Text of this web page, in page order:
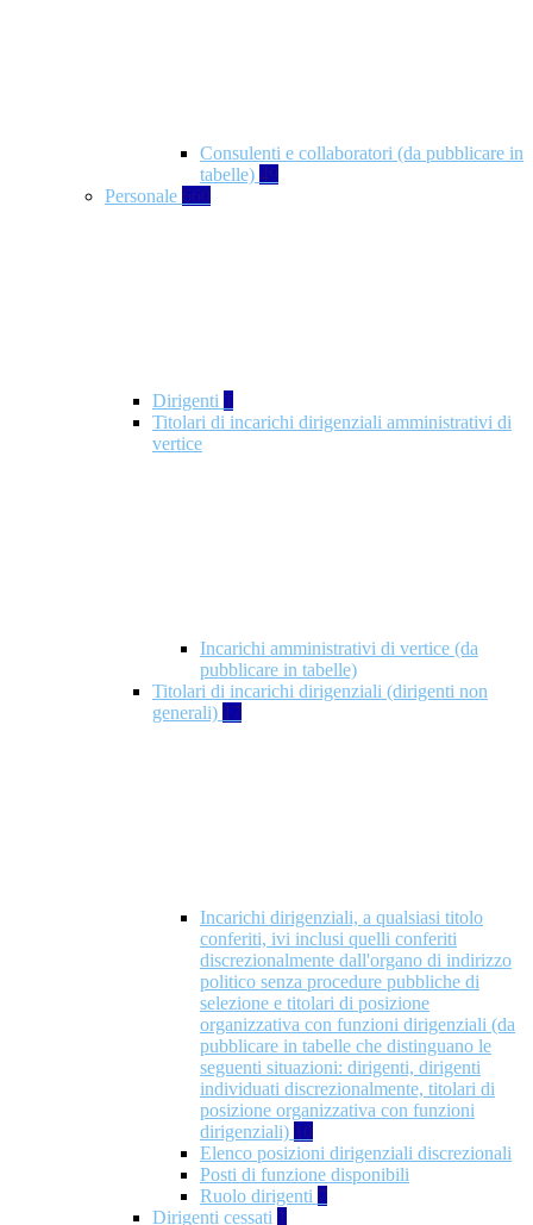
Consulenti e collaboratori (da pubblicare in
tabelle) 49
Personale 660
Dirigenti 1
Titolari di incarichi dirigenziali amministrativi di
vertice
Incarichi amministrativi di vertice (da
pubblicare in tabelle)
Titolari di incarichi dirigenziali (dirigenti non
generali) 17
Incarichi dirigenziali, a qualsiasi titolo
conferiti, ivi inclusi quelli conferiti
discrezionalmente dall'organo di indirizzo
politico senza procedure pubbliche di
selezione e titolari di posizione
organizzativa con funzioni dirigenziali (da
pubblicare in tabelle che distinguano le
seguenti situazioni: dirigenti, dirigenti
individuati discrezionalmente, titolari di
posizione organizzativa con funzioni
dirigenziali) 10
Elenco posizioni dirigenziali discrezionali
Posti di funzione disponibili
Ruolo dirigenti 7
Dirigenti cessati 1